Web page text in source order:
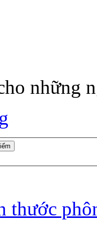
những
thước